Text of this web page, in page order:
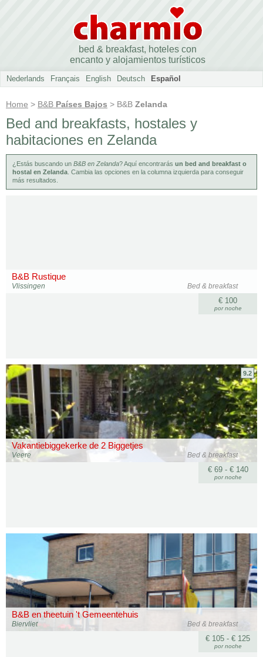
bed & breakfast, hoteles con
encanto y alojamientos turísticos
Nederlands Français English Deutsch Español
Home > B&B Países Bajos > B&B Zelanda
Bed and breakfasts, hostales y
habitaciones en Zelanda
¿Estás buscando un B&B en Zelanda? Aquí encontrarás un bed and breakfast o
hostal en Zelanda . Cambia las opciones en la columna izquierda para conseguir
más resultados.
B&B Rustique
Bed & breakfast
Vlissingen
€ 100
por noche
Vakantiebiggekerke de 2 Biggetjes
Bed & breakfast
Veere
9.2
€ 69 - € 140
por noche
B&B en theetuin 't Gemeentehuis
Bed & breakfast
Biervliet
€ 105 - € 125
por noche